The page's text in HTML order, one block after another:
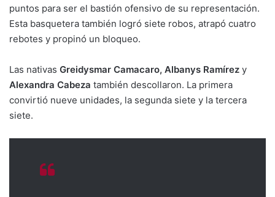
puntos para ser el bastión ofensivo de su representación.
Esta basquetera también logró siete robos, atrapó cuatro
rebotes y propinó un bloqueo.
Las nativas Greidysmar Camacaro, Albanys Ramírez y
Alexandra Cabeza también descollaron. La primera
convirtió nueve unidades, la segunda siete y la tercera
siete.